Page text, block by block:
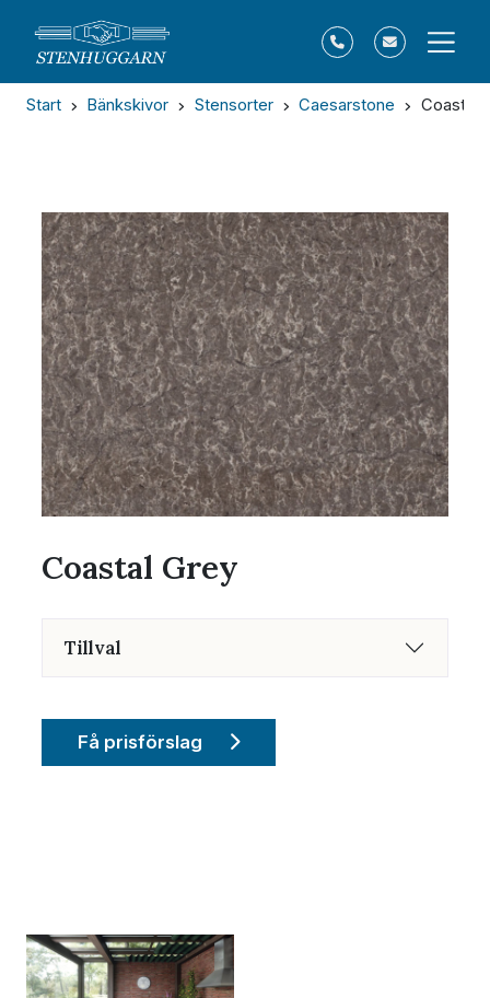
Start Bänkskivor Stensorter Caesarstone Coastal
Coastal Grey
Tillval
Få prisförslag